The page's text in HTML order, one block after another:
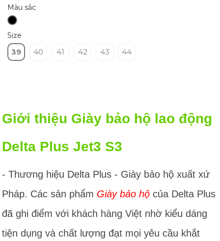
Màu sắc
Size
39 40 41 42 43 44
Giới thiệu Giày bảo hộ lao động
Delta Plus Jet3 S3
- Thương hiệu Delta Plus - Giày bảo hộ xuất xứ
Pháp. Các sản phẩm Giày bảo hộ của Delta Plus
đã ghi điểm với khách hàng Việt nhờ kiểu dáng
tiện dụng và chất lượng đạt mọi yêu cầu khắt